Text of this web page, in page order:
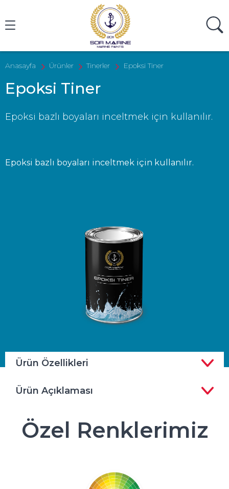
Anasayfa Ürünler Tinerler Epoksi Tiner
Epoksi Tiner
Epoksi bazlı boyaları inceltmek için kullanılır.
Epoksi bazlı boyaları inceltmek için kullanılır.
Ürün Özellikleri
Ürün Açıklaması
Özel Renklerimiz